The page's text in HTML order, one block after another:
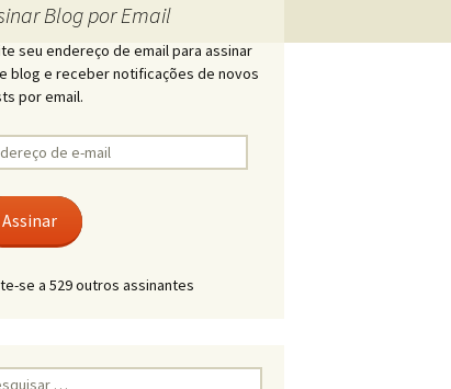
Blog por Email
seu endereço de email para assinar
blog e receber notificações de novos
por email.
Assinar
se a 529 outros assinantes